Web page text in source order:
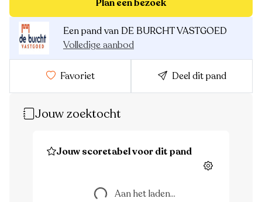
Plan een bezoek
Een pand van DE BURCHT VASTGOED
Volledige aanbod
Favoriet Deel dit pand
Jouw zoektocht
Jouw scoretabel voor dit pand
Instellingen
Aan het laden... Aan het laden...